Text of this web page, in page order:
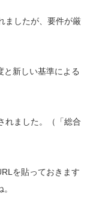
ましたが、要件が厳
と新しい基準による
れました。（「総合
を貼っておきます